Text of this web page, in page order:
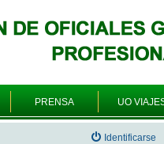
PRENSA UO
Identificarse